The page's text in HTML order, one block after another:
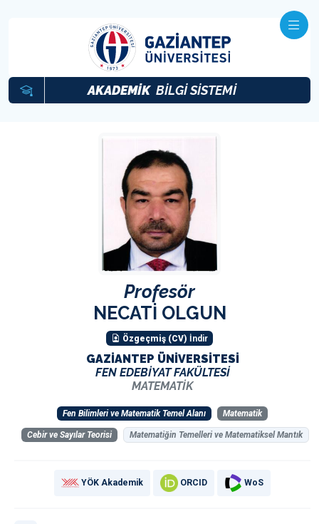
AKADEMİK BİLGİ SİSTEMİ
Profesör
NECATİ OLGUN
Özgeçmiş (CV) İndir
GAZİANTEP ÜNİVERSİTESİ
FEN EDEBİYAT FAKÜLTESİ
MATEMATİK
Fen Bilimleri ve Matematik Temel Alanı Matematik
Cebir ve Sayılar Teorisi Matematiğin Temelleri ve Matematiksel Mantık
YÖK Akademik ORCID WoS